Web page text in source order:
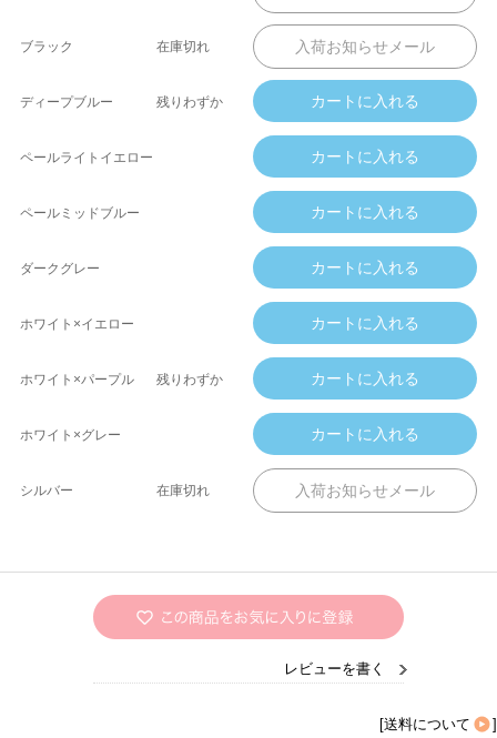
ブラック 在庫切れ
ディープブルー 残りわずか
ペールライトイエロー
ペールミッドブルー
ダークグレー
ホワイト×イエロー
ホワイト×パープル 残りわずか
ホワイト×グレー
シルバー 在庫切れ
レビューを書く
[送料について ]